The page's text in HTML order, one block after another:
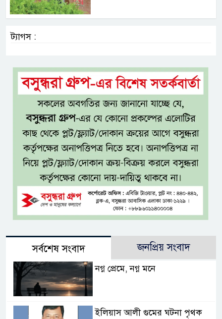
ট্যাগস :
সর্বশেষ সংবাদ জনপ্রিয় সংবাদ
নগ্ন প্রেমে, নগ্ন মনে
ইলিয়াস আলী গুমের ঘটনা পৃথক